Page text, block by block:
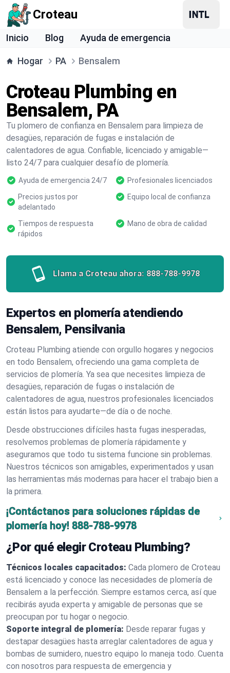
Croteau
Inicio Blog Ayuda de emergencia
Hogar PA Bensalem
Croteau Plumbing en
Bensalem, PA
Tu plomero de confianza en Bensalem para limpieza de
desagües, reparación de fugas e instalación de
calentadores de agua. Confiable, licenciado y amigable—
listo 24/7 para cualquier desafío de plomería.
Ayuda de emergencia 24/7
Profesionales licenciados
Precios justos por
adelantado
Equipo local de confianza
Tiempos de respuesta
rápidos
Mano de obra de calidad
Llama a Croteau ahora: 888-788-9978
Expertos en plomería atendiendo
Bensalem, Pensilvania
Croteau Plumbing atiende con orgullo hogares y negocios
en todo Bensalem, ofreciendo una gama completa de
servicios de plomería. Ya sea que necesites limpieza de
desagües, reparación de fugas o instalación de
calentadores de agua, nuestros profesionales licenciados
están listos para ayudarte—de día o de noche.
Desde obstrucciones difíciles hasta fugas inesperadas,
resolvemos problemas de plomería rápidamente y
aseguramos que todo tu sistema funcione sin problemas.
Nuestros técnicos son amigables, experimentados y usan
las herramientas más modernas para hacer el trabajo bien a
la primera.
¡Contáctanos para soluciones rápidas de
plomería hoy! 888-788-9978
¿Por qué elegir Croteau Plumbing?
Técnicos locales capacitados: Cada plomero de Croteau
está licenciado y conoce las necesidades de plomería de
Bensalem a la perfección. Siempre estamos cerca, así que
recibirás ayuda experta y amigable de personas que se
preocupan por tu hogar o negocio.
Soporte integral de plomería: Desde reparar fugas y
destapar desagües hasta arreglar calentadores de agua y
bombas de sumidero, nuestro equipo lo maneja todo. Cuenta
con nosotros para respuesta de emergencia y